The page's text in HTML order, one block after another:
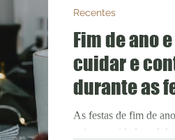
Fim de ano
cuidar e
durante as
As festas de fim de
exigem cuidado
Recentes